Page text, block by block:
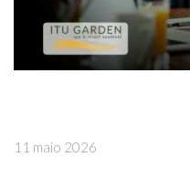
11 maio 2026